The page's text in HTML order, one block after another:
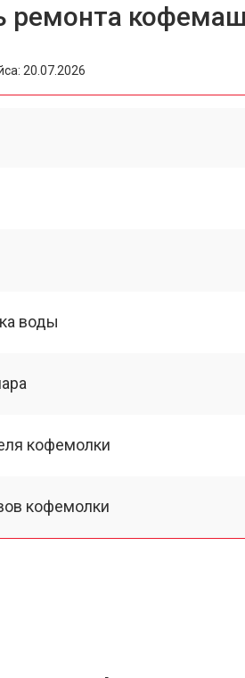
ремонта
20.07.2026
воды
кофемолки
кофемолки